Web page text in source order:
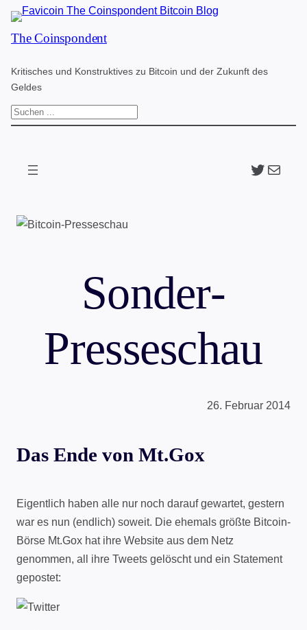
Zum
Inhalt
The Coinspondent
Kritisches und Konstruktives zu Bitcoin und der Zukunft des
Geldes
S
Twitter
The
Sonder-
Presseschau
26. Februar 2014
Das Ende von Mt.Gox
Eigentlich haben alle nur noch darauf gewartet, gestern
war es nun (endlich) soweit. Die ehemals größte Bitcoin-
Börse Mt.Gox hat ihre Website aus dem Netz
genommen, all ihre Tweets gelöscht und ein Statement
gepostet: